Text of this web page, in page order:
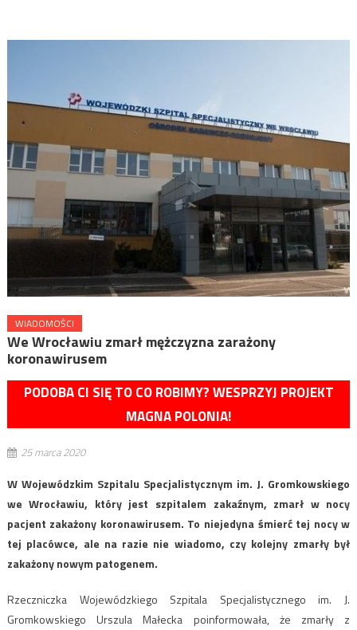
WIADOMOŚCI
We Wrocławiu zmarł mężczyzna zarażony
koronawirusem
PODOBA CI SIĘ TO CO ROBIMY? WESPRZYJ PROJEKT
MAGNA POLONIA!
25 marca 2020
W Wojewódzkim Szpitalu Specjalistycznym im. J. Gromkowskiego
we Wrocławiu, który jest szpitalem zakaźnym, zmarł w nocy
pacjent zakażony koronawirusem. To niejedyna śmierć tej nocy w
tej placówce, ale na razie nie wiadomo, czy kolejny zmarły był
zakażony nowym patogenem.
Rzeczniczka Wojewódzkiego Szpitala Specjalistycznego im. J.
Gromkowskiego Urszula Małecka poinformowała, że zmarły z